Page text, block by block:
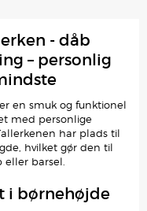
- dåb
– personlig
en smuk og funktionel
med personlige
har plads til
hvilket gør den til
barsel.
i børnehøjde